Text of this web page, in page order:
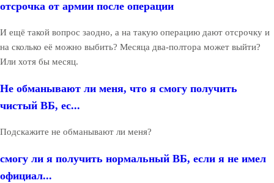
отсрочка от армии после операции
И ещё такой вопрос заодно, а на такую операцию дают отсрочку и
на сколько её можно выбить? Месяца два-полтора может выйти?
Или хотя бы месяц.
Не обманывают ли меня, что я смогу получить
чистый ВБ, ес...
Подскажите не обманывают ли меня?
смогу ли я получить нормальный ВБ, если я не имел
официал...